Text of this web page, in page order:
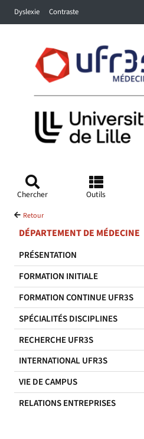
Accéder au menu principal
Accéder à la recherche
Accéder au pied de page
Dyslexie Contraste
Chercher Outils
Retour
DÉPARTEMENT DE MÉDECINE
PRÉSENTATION
FORMATION INITIALE
FORMATION CONTINUE UFR3S
SPÉCIALITÉS DISCIPLINES
RECHERCHE UFR3S
INTERNATIONAL UFR3S
VIE DE CAMPUS
RELATIONS ENTREPRISES